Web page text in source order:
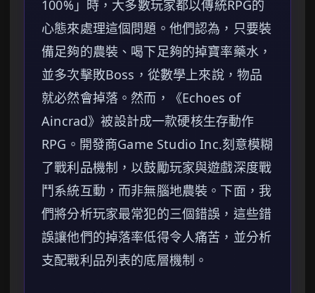
100%」時，大多數玩家都以傳統RPG的
心態來處理這個問題。他們認為，只要裝
備足夠的農裝、喝下足夠的掉寶率藥水，
並多次擊敗Boss，從數學上來說，物品
就必然會掉落。然而，《Echoes of
Aincrad》被設計成一款硬核生存動作
RPG。開發商Game Studio Inc.刻意模糊
了戰利品機制，以鼓勵玩家與遊戲深度戰
鬥系統互動，而非無腦地農裝。下面，我
們將分析玩家最常犯的三個錯誤，這些錯
誤讓他們的掉落率低得令人痛苦，並分析
支配戰利品列表的底層機制。